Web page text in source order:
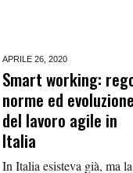
APRILE 26, 2020
Smart working:
norme ed evoluzione
del lavoro agile in
Italia
In Italia esisteva già, ma la